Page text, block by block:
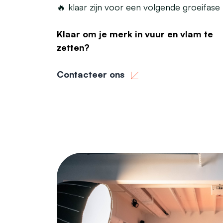
🔥 klaar zijn voor een volgende groeifase
Klaar om je merk in vuur en vlam te
zetten?
Contacteer ons